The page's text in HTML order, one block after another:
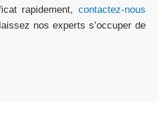
rapidement, contactez-nous
nos experts s’occuper de